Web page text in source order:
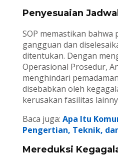
Penyesuaian
SOP memastikan
gangguan dan
ditentukan. Dengan
Operasional Prosedur,
menghindari
disebabkan oleh
kerusakan fasilitas
Baca juga: Apa Itu
Pengertian, Teknik,
Mereduksi